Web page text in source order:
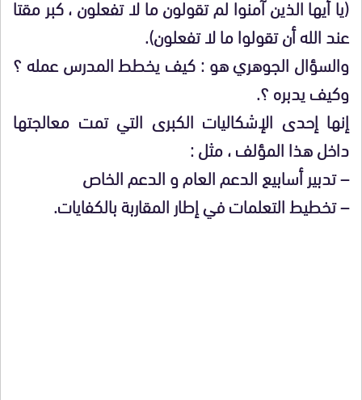
(يا أيها الذين آمنوا لم تقولون ما لا تفعلون ، كبر مقتا
عند الله أن تقولوا ما لا تفعلون).
والسؤال الجوهري هو : كيف يخطط المدرس عمله ؟
وكيف يدبره ؟.
إنها إحدى الإشكاليات الكبرى التي تمت معالجتها
داخل هذا المؤلف ، مثل :
– تدبير أسابيع الدعم العام و الدعم الخاص
– تخطيط التعلمات في إطار المقاربة بالكفايات.